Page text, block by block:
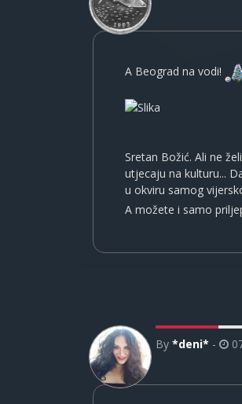
A Beograd na vodi!
Sretan Božić. Ali ne
utjecaju na kulturu...
u okviru samog
A možete i samo
By *deni* -